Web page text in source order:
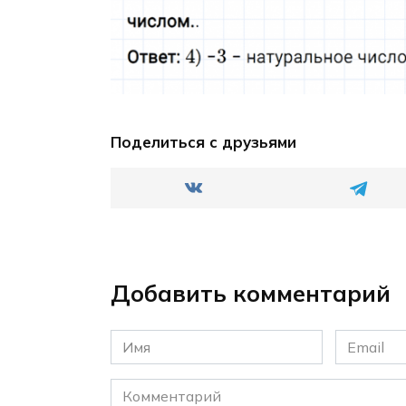
Поделиться с друзьями
Добавить комментарий
Имя
*
Email
*
Комментарий